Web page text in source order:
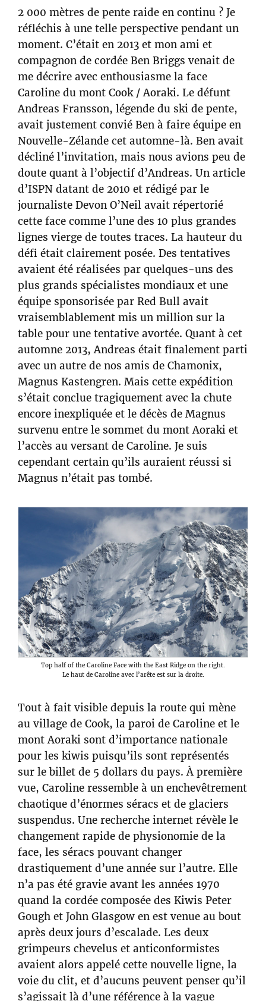
2 000 mètres de pente raide en continu ? Je
réfléchis à une telle perspective pendant un
moment. C’était en 2013 et mon ami et
compagnon de cordée Ben Briggs venait de
me décrire avec enthousiasme la face
Caroline du mont Cook / Aoraki. Le défunt
Andreas Fransson, légende du ski de pente,
avait justement convié Ben à faire équipe en
Nouvelle-Zélande cet automne-là. Ben avait
décliné l’invitation, mais nous avions peu de
doute quant à l’objectif d’Andreas. Un article
d’ISPN datant de 2010 et rédigé par le
journaliste Devon O’Neil avait répertorié
cette face comme l’une des 10 plus grandes
lignes vierge de toutes traces. La hauteur du
défi était clairement posée. Des tentatives
avaient été réalisées par quelques-uns des
plus grands spécialistes mondiaux et une
équipe sponsorisée par Red Bull avait
vraisemblablement mis un million sur la
table pour une tentative avortée. Quant à cet
automne 2013, Andreas était finalement parti
avec un autre de nos amis de Chamonix,
Magnus Kastengren. Mais cette expédition
s’était conclue tragiquement avec la chute
encore inexpliquée et le décès de Magnus
survenu entre le sommet du mont Aoraki et
l’accès au versant de Caroline. Je suis
cependant certain qu’ils auraient réussi si
Magnus n’était pas tombé.
Top half of the Caroline Face with the East Ridge on the right.
Le haut de Caroline avec l’arête est sur la droite.
Tout à fait visible depuis la route qui mène
au village de Cook, la paroi de Caroline et le
mont Aoraki sont d’importance nationale
pour les kiwis puisqu’ils sont représentés
sur le billet de 5 dollars du pays. À première
vue, Caroline ressemble à un enchevêtrement
chaotique d’énormes séracs et de glaciers
suspendus. Une recherche internet révèle le
changement rapide de physionomie de la
face, les séracs pouvant changer
drastiquement d’une année sur l’autre. Elle
n’a pas été gravie avant les années 1970
quand la cordée composée des Kiwis Peter
Gough et John Glasgow en est venue au bout
après deux jours d’escalade. Les deux
grimpeurs chevelus et anticonformistes
avaient alors appelé cette nouvelle ligne, la
voie du clit, et d’aucuns peuvent penser qu’il
s’agissait là d’une référence à la vague